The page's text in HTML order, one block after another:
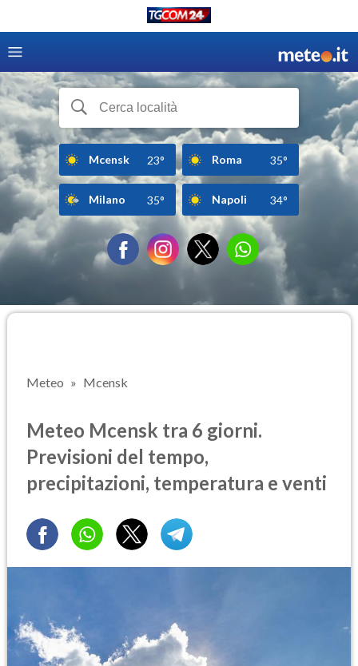
Mcensk 23° Roma 35°
Milano 35° Napoli 34°
Meteo Mcensk
Meteo Mcensk tra 6 giorni.
Previsioni del tempo,
precipitazioni, temperatura e venti